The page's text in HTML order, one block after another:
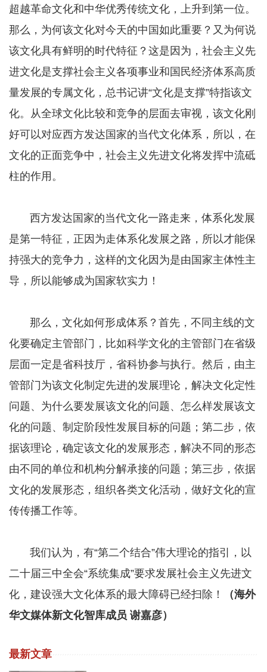
超越革命文化和中华优秀传统文化，上升到第一位。
那么，为何该文化对今天的中国如此重要？又为何说
该文化具有鲜明的时代特征？这是因为，社会主义先
进文化是支撑社会主义各项事业和国民经济体系高质
量发展的专属文化，总书记讲“文化是支撑”特指该文
化。从全球文化比较和竞争的层面去审视，该文化刚
好可以对应西方发达国家的当代文化体系，所以，在
文化的正面竞争中，社会主义先进文化将发挥中流砥
柱的作用。
西方发达国家的当代文化一路走来，体系化发展
是第一特征，正因为走体系化发展之路，所以才能保
持强大的竞争力，这样的文化因为是由国家主体性主
导，所以能够成为国家软实力！
那么，文化如何形成体系？首先，不同主线的文
化要确定主管部门，比如科学文化的主管部门在省级
层面一定是省科技厅，省科协参与执行。然后，由主
管部门为该文化制定先进的发展理论，解决文化定性
问题、为什么要发展该文化的问题、怎么样发展该文
化的问题、制定阶段性发展目标的问题；第二步，依
据该理论，确定该文化的发展形态，解决不同的形态
由不同的单位和机构分解承接的问题；第三步，依据
文化的发展形态，组织各类文化活动，做好文化的宣
传传播工作等。
我们认为，有“第二个结合”伟大理论的指引，以
二十届三中全会“系统集成”要求发展社会主义先进文
化，建设强大文化体系的最大障碍已经扫除！
（海外
华文媒体新文化智库成员 谢嘉彦）
最新文章